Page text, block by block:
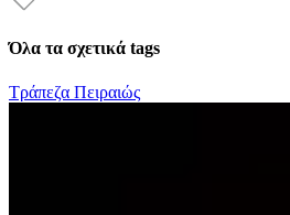
Όλα τα σχετικά tags
Τράπεζα Πειραιώς